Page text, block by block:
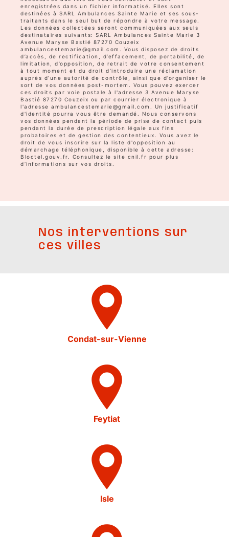
enregistrées dans un fichier informatisé. Elles sont
destinées à SARL Ambulances Sainte Marie et ses sous-
traitants dans le seul but de répondre à votre message.
Les données collectées seront communiquées aux seuls
destinataires suivants: SARL Ambulances Sainte Marie 3
Avenue Maryse Bastié 87270 Couzeix
ambulancestemarie@gmail.com. Vous disposez de droits
d’accès, de rectification, d’effacement, de portabilité, de
limitation, d’opposition, de retrait de votre consentement
à tout moment et du droit d’introduire une réclamation
auprès d’une autorité de contrôle, ainsi que d’organiser le
sort de vos données post-mortem. Vous pouvez exercer
ces droits par voie postale à l'adresse 3 Avenue Maryse
Bastié 87270 Couzeix ou par courrier électronique à
l'adresse ambulancestemarie@gmail.com. Un justificatif
d'identité pourra vous être demandé. Nous conservons
vos données pendant la période de prise de contact puis
pendant la durée de prescription légale aux fins
probatoires et de gestion des contentieux. Vous avez le
droit de vous inscrire sur la liste d'opposition au
démarchage téléphonique, disponible à cette adresse:
Bloctel.gouv.fr . Consultez le site cnil.fr pour plus
d’informations sur vos droits.
Nos interventions sur
ces villes
Condat-sur-Vienne
Feytiat
Isle